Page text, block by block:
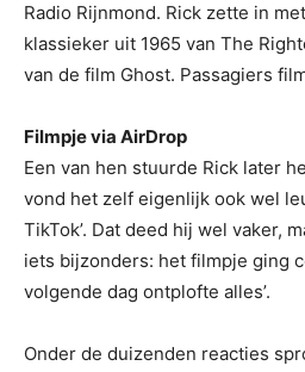
Radio Rijnmond. Rick zette in
klassieker uit 1965 van The
van de film Ghost. Passagiers
Filmpje via AirDrop
Een van hen stuurde Rick later
vond het zelf eigenlijk ook wel
TikTok’. Dat deed hij wel vaker,
iets bijzonders: het filmpje ging
volgende dag ontplofte alles’.
Onder de duizenden reacties